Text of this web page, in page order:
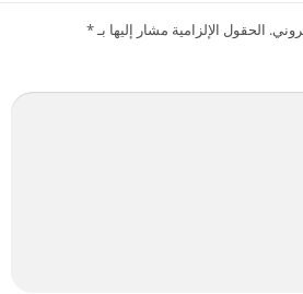
الحقول الإلزامية مشار إليها بـ*